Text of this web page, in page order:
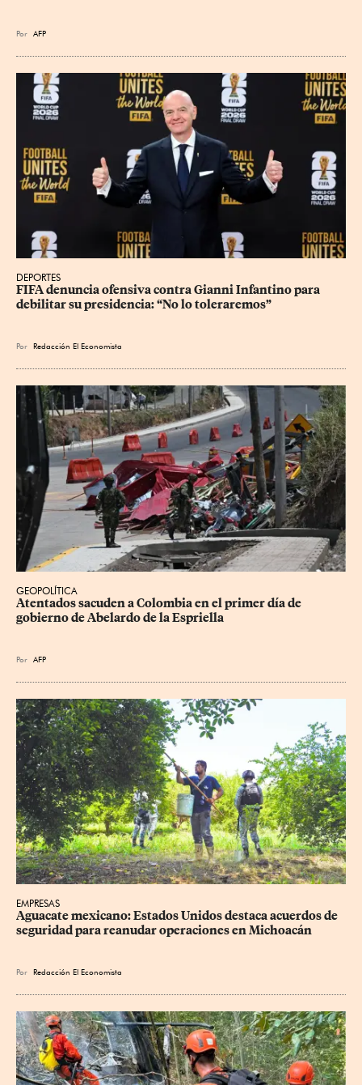
Por AFP
DEPORTES
FIFA denuncia ofensiva contra Gianni Infantino para
debilitar su presidencia: “No lo toleraremos”
Por Redacción El Economista
GEOPOLÍTICA
Atentados sacuden a Colombia en el primer día de
gobierno de Abelardo de la Espriella
Por AFP
EMPRESAS
Aguacate mexicano: Estados Unidos destaca acuerdos de
seguridad para reanudar operaciones en Michoacán
Por Redacción El Economista